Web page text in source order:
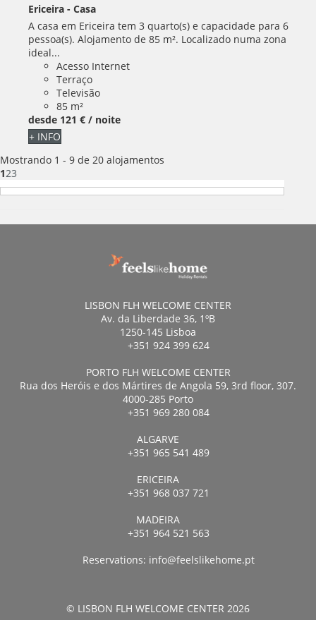
Ericeira - Casa
A casa em Ericeira tem 3 quarto(s) e capacidade para 6
pessoa(s). Alojamento de 85 m². Localizado numa zona
ideal...
Acesso Internet
Terraço
Televisão
85 m²
desde 121 € / noite
+ INFO
Mostrando 1 - 9 de 20 alojamentos
123
LISBON FLH WELCOME CENTER
Av. da Liberdade 36, 1ºB
1250-145 Lisboa
+351 924 399 624
PORTO FLH WELCOME CENTER
Rua dos Heróis e dos Mártires de Angola 59, 3rd floor, 307.
4000-285 Porto
+351 969 280 084
ALGARVE
+351 965 541 489
ERICEIRA
+351 968 037 721
MADEIRA
+351 964 521 563
Reservations: info@feelslikehome.pt
© LISBON FLH WELCOME CENTER 2026